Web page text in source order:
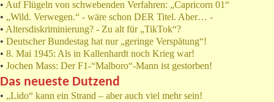
• Auf Flügeln von schwebenden Verfahren: „Capricorn 01“
• „Wild. Verwegen.“ - wäre schon DER Titel. Aber… -
• Altersdiskriminierung? - Zu alt für „TikTok“?
• Deutscher Bundestag hat nur „geringe Verspätung“!
• 8. Mai 1945: Als in Kallenhardt noch Krieg war!
• Jochen Mass: Der F1-“Malboro“-Mann ist gestorben!
Das neueste Dutzend
• „Lido“ kann ein Strand – aber auch viel mehr sein!